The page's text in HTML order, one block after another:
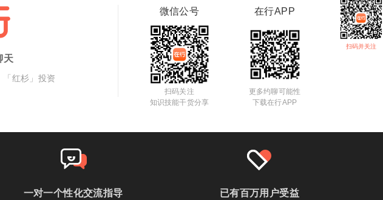
扫码并关注
天
「红杉」投资
微信公号
扫码关注
知识技能干货分享
在行APP
更多约聊可能性
下载在行APP
一对一个性化交流指导 已有百万用户受益